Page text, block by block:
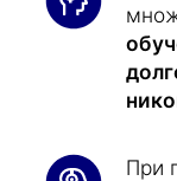
При